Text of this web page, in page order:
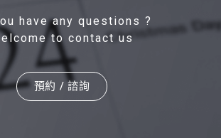
have any questions ?
to contact us
預約 / 諮詢